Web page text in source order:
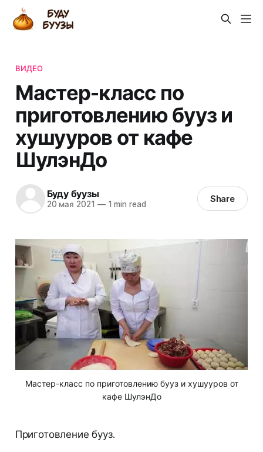
ВИДЕО
Мастер-класс по
приготовлению бууз и
хушууров от кафе
ШулэнДо
Буду буузы
20 мая 2021 —1 min read Share
Мастер-класс по приготовлению бууз и хушууров от
кафе ШулэнДо
Приготовление бууз.